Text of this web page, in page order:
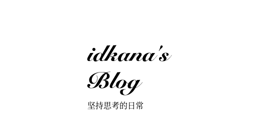
idkana's
Blog
坚持思考的日常